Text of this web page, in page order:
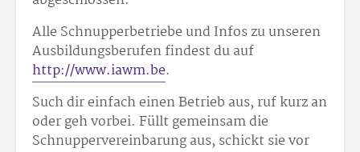
Alle Schnupperbetriebe und Infos zu unseren
Ausbildungsberufen findest du auf
http://www.iawm.be.
Such dir einfach einen Betrieb aus, ruf kurz an
oder geh vorbei. Füllt gemeinsam die
Schnuppervereinbarung aus, schickt sie vor